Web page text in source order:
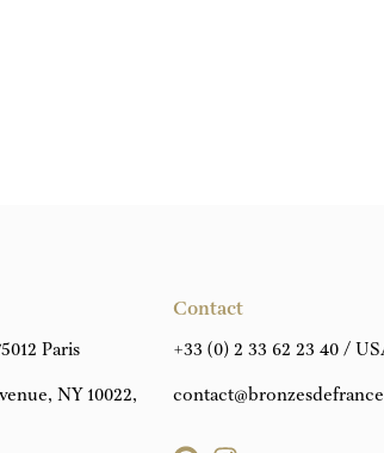
Paris
NY 10022,
Contact
+33 (0) 2 33 62 23 40 /